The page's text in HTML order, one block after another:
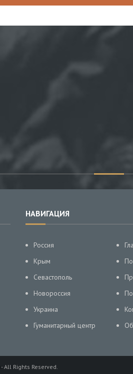
НАВИГАЦИЯ
Россия
Крым
Севастополь
Новороссия
Украина
Гуманитарный центр
- All Rights Reserved.